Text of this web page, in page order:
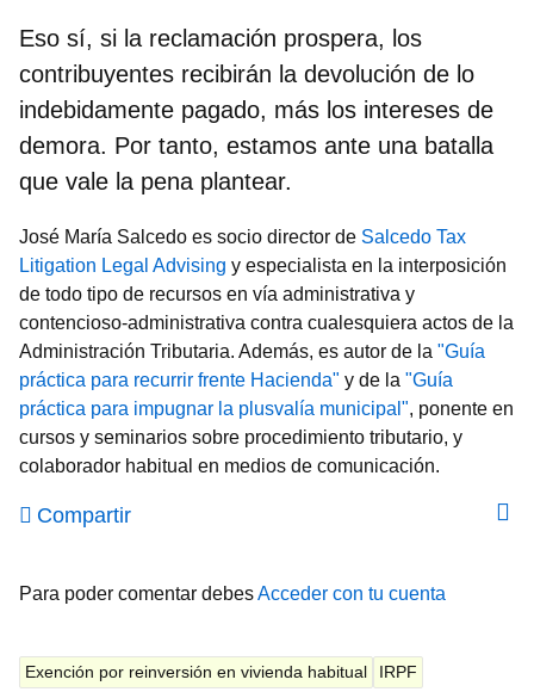
Eso sí, si la reclamación prospera, los
contribuyentes recibirán la devolución de lo
indebidamente pagado, más los intereses de
demora. Por tanto, estamos ante una batalla
que vale la pena plantear.
José María Salcedo es socio director de Salcedo Tax
Litigation Legal Advising y especialista en la interposición
de todo tipo de recursos en vía administrativa y
contencioso-administrativa contra cualesquiera actos de la
Administración Tributaria. Además, es autor de la "Guía
práctica para recurrir frente Hacienda" y de la "Guía
práctica para impugnar la plusvalía municipal", ponente en
cursos y seminarios sobre procedimiento tributario, y
colaborador habitual en medios de comunicación.
Compartir
Para poder comentar debesAcceder con tu cuenta
Exención por reinversión en vivienda habitual IRPF